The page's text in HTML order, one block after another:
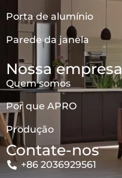
Porta de alumínio
Parede da janela
Nossa empresa
Quem somos
Por que APRO
Produção
Contate-nos
+86 2036929561